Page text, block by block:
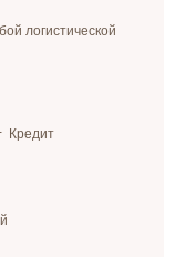
логистической
Кредит